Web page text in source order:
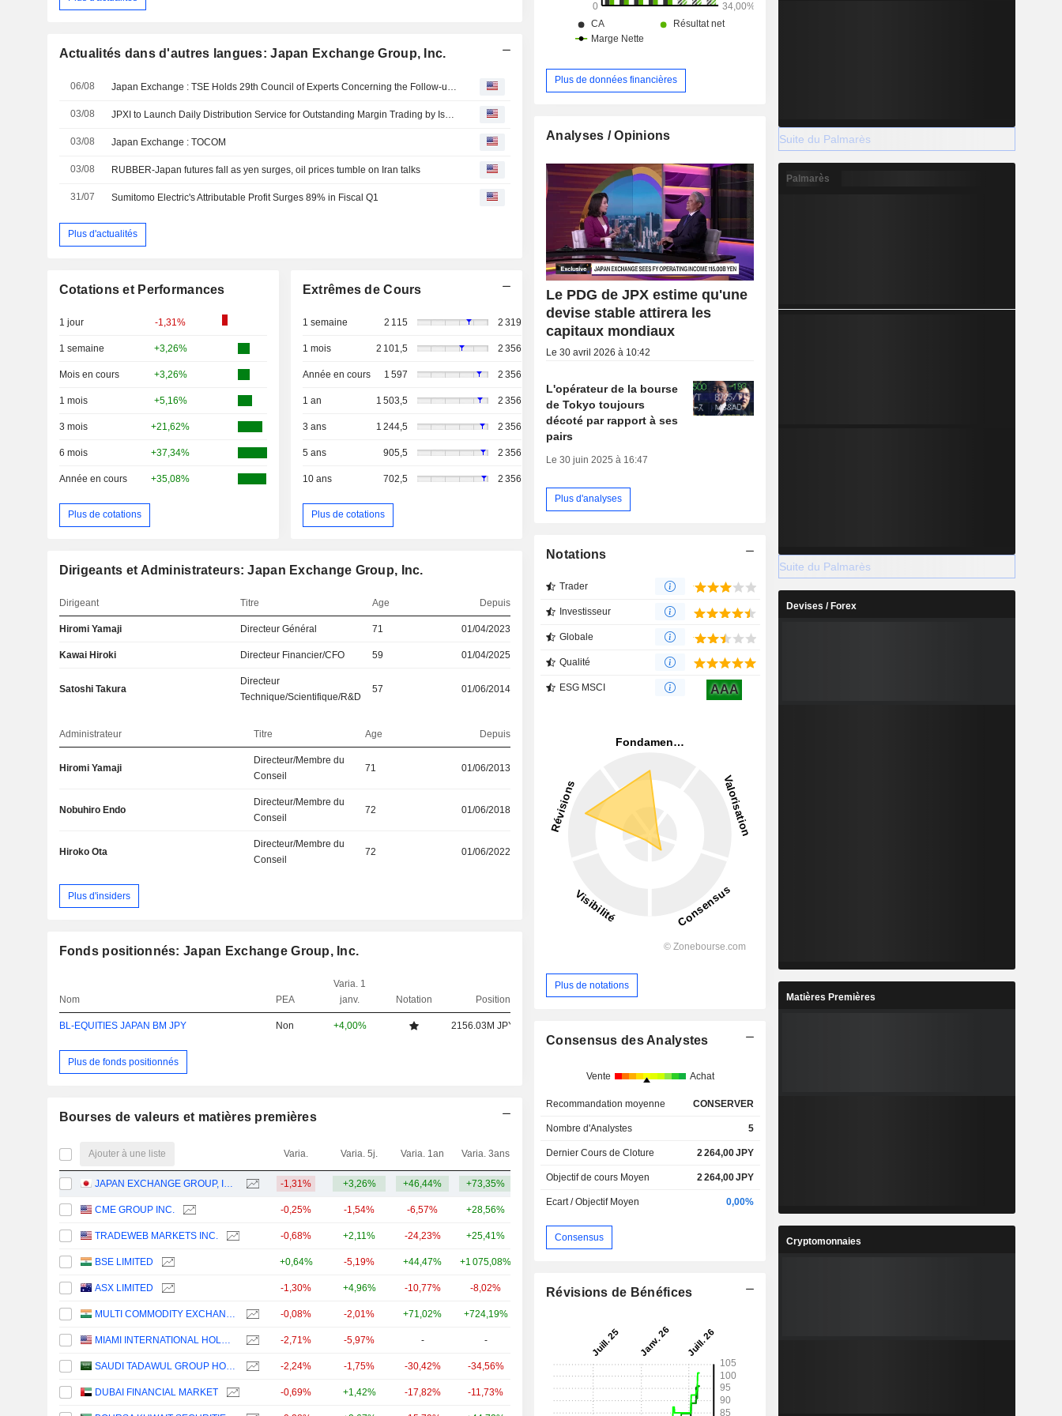
Actualités dans d'autres langues: Japan Exchange Group, Inc.
06/08
03/08
03/08 Japan Exchange : TOCOM
03/08 RUBBER-Japan futures fall as yen surges, oil prices tumble on Iran talks
31/07 Sumitomo Electric's Attributable Profit Surges 89% in Fiscal Q1
Plus d'actualités
Cotations et Performances
1 jour -1,31%
1 semaine +3,26%
Mois en cours +3,26%
1 mois +5,16%
3 mois +21,62%
6 mois +37,34%
Année en cours +35,08%
Plus de cotations
Extrêmes de Cours
1 semaine 2 115 2 319
1 mois 2 101,5 2 356
Année en cours 1 597 2 356
1 an 1 503,5 2 356
3 ans 1 244,5 2 356
5 ans 905,5 2 356
10 ans 702,5 2 356
Plus de cotations
Dirigeants et Administrateurs: Japan Exchange Group, Inc.
Dirigeant Titre Age Depuis
Hiromi Yamaji Directeur Général 71 01/04/2023
Kawai Hiroki Directeur Financier/CFO 59 01/04/2025
Satoshi Takura
Directeur
Technique/Scientifique/R&D
57 01/06/2014
Administrateur Titre Age Depuis
Hiromi Yamaji
Directeur/Membre du
Conseil
71 01/06/2013
Nobuhiro Endo
Directeur/Membre du
Conseil
72 01/06/2018
Hiroko Ota
Directeur/Membre du
Conseil
72 01/06/2022
Plus d'insiders
Fonds positionnés: Japan Exchange Group, Inc.
Nom PEA
Varia. 1
janv.
Notation Position
BL-EQUITIES JAPAN BM JPY Non +4,00% 2156.03M JPY
Plus de fonds positionnés
Bourses de valeurs et matières premières
Ajouter à une liste Varia. Varia. 5j. Varia. 1an Varia. 3ans Capi.($)
JAPAN EXCHANGE GROUP, INC. -1,31% +3,26% +46,44% +73,35% 14,65 Md
CME GROUP INC. -0,25% -1,54% -6,57% +28,56%
TRADEWEB MARKETS INC. -0,68% +2,11% -24,23% +25,41% 21,65 Md
BSE LIMITED +0,64% -5,19% +44,47% +1 075,08%
ASX LIMITED -1,30% +4,96% -10,77% -8,02% 7,9 Md
MULTI COMMODITY EXCHANGE OF INDIA LIMITED -0,08% -2,01% +71,02% +724,19%
MIAMI INTERNATIONAL HOLDINGS, INC. -2,71% -5,97% - -
SAUDI TADAWUL GROUP HOLDING COMPANY -2,24% -1,75% -30,42% -34,56% 3,85 Md
DUBAI FINANCIAL MARKET -0,69% +1,42% -17,82% -11,73% 3,11 Md
Plus de données financières
Analyses / Opinions
Le PDG de JPX estime qu'une
devise stable attirera les
capitaux mondiaux
Le 30 avril 2026 à 10:42
L'opérateur de la bourse
de Tokyo toujours
décoté par rapport à ses
pairs
Le 30 juin 2025 à 16:47
Plus d'analyses
Notations
Trader
Investisseur
Globale
Qualité
ESG MSCI AAA
Plus de notations
Consensus des Analystes
Vente Achat
Recommandation moyenne CONSERVER
Nombre d'Analystes 5
Dernier Cours de Cloture 2 264,00JPY
Objectif de cours Moyen 2 264,00JPY
Ecart / Objectif Moyen 0,00%
Consensus
Révisions de Bénéfices
Suite du Palmarès
Palmarès
Suite du Palmarès
Devises / Forex
Matières Premières
Cryptomonnaies